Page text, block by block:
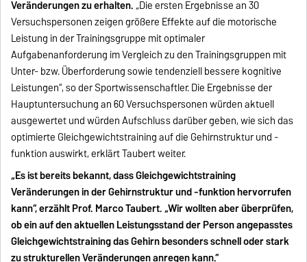
Veränderungen zu erhalten.„Die ersten Ergebnisse an 30
Versuchspersonen zeigen größere Effekte auf die motorische
Leistung in der Trainingsgruppe mit optimaler
Aufgabenanforderung im Vergleich zu den Trainingsgruppen mit
Unter- bzw. Überforderung sowie tendenziell bessere kognitive
Leistungen“, so der Sportwissenschaftler. Die Ergebnisse der
Hauptuntersuchung an 60 Versuchspersonen würden aktuell
ausgewertet und würden Aufschluss darüber geben, wie sich das
optimierte Gleichgewichtstraining auf die Gehirnstruktur und -
funktion auswirkt, erklärt Taubert weiter.
„Es ist bereits bekannt, dass Gleichgewichtstraining
Veränderungen in der Gehirnstruktur und -funktion hervorrufen
kann“, erzählt Prof. Marco Taubert. „Wir wollten aber überprüfen,
ob ein auf den aktuellen Leistungsstand der Person angepasstes
Gleichgewichtstraining das Gehirn besonders schnell oder stark
zu strukturellen Veränderungen anregen kann.“